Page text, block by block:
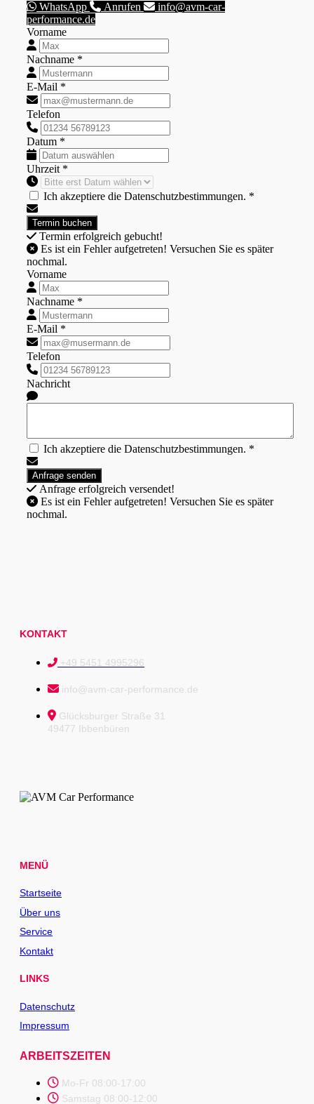
WhatsApp Anrufen
info@avm-car-
performance.de
Vorname
Nachname *
E-Mail *
Telefon
Datum *
Uhrzeit *
Ich akzeptiere die Datenschutzbestimmungen. *
Termin erfolgreich gebucht!
nochmal.
Vorname
Nachname *
E-Mail *
Telefon
Nachricht
Ich akzeptiere die Datenschutzbestimmungen. *
Anfrage erfolgreich versendet!
nochmal.
KONTAKT
+49 5451 4995296
info@avm-car-performance.de
Glücksburger Straße 31
49477 Ibbenbüren
MENÜ
Startseite
Über uns
Service
Kontakt
LINKS
Datenschutz
Impressum
ARBEITSZEITEN
Mo-Fr 08:00-17:00
Samstag 08:00-12:00